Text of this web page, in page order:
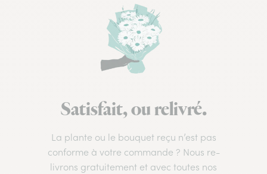
Satisfait, ou relivré.
La plante ou le bouquet reçu n’est pas
conforme à votre commande ? Nous re-
livrons gratuitement et avec toutes nos